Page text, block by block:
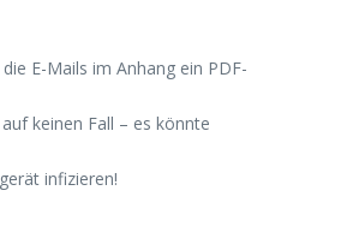
E-Mails im Anhang ein PDF-
keinen Fall – es könnte
infizieren!